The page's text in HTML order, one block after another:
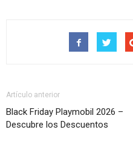
Artículo anterior
Black Friday Playmobil 2026 –
Descubre los Descuentos